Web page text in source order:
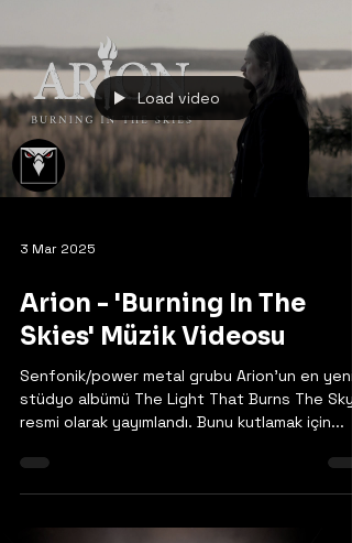
Load video
3 Mar 2025
Arion - 'Burning In The
Skies' Müzik Videosu
Senfonik/power metal grubu Arion'un en yeni
stüdyo albümü The Light That Burns The Sky
resmi olarak yayımlandı. Bunu kutlamak için...